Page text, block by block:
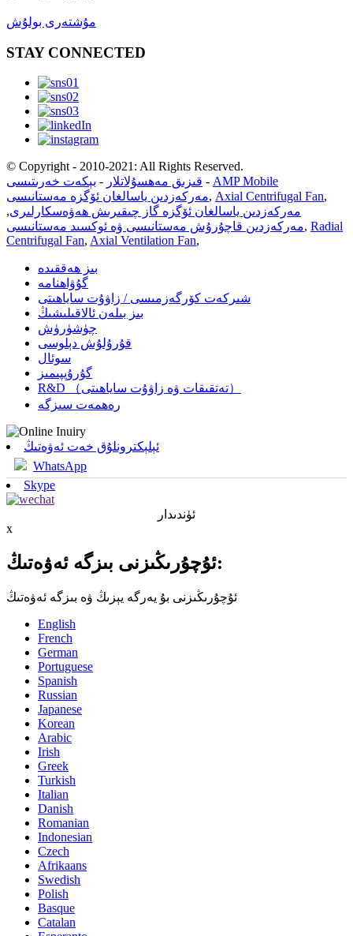
مۇشتەرى بولۇش
STAY CONNECTED
© Copyright - 2010-2021: All Rights Reserved.
قىزىق مەھسۇلاتلار - بېكەت خەرىتىسى - AMP Mobile
مەركەزدىن ياسالغان ئۆگزە مەستانىسى, Axial Centrifugal Fan,
مەركەزدىن ياسالغان ئۆگزە گاز چىقىرىش ھەۋەسكارلىرى,
مەركەزدىن قاچۇرۇش مەستانىسى ۋە ئوكسىد مەستانىسى, Radial
Centrifugal Fan, Axial Ventilation Fan,
بىز ھەققىدە
گۇۋاھنامە
شىركەت كۆرگەزمىسى / زاۋۇت ساياھىتى
بىز بىلەن ئالاقىلىشىڭ
چۈشۈرۈش
قۇرۇلۇش دېلوسى
سوئال
گۇرۇپپىمىز
R&D （تەتقىقات ۋە زاۋۇت ساياھىتى）
رەھمەت سىزگە
ئېلېكترونلۇق خەت ئەۋەتىڭ
WhatsApp
Skype
ئۈندىدار
x
ئۇچۇرىڭىزنى بىزگە ئەۋەتىڭ:
ئۇچۇرىڭىزنى بۇ يەرگە يېزىڭ ۋە بىزگە ئەۋەتىڭ
English
French
German
Portuguese
Spanish
Russian
Japanese
Korean
Arabic
Irish
Greek
Turkish
Italian
Danish
Romanian
Indonesian
Czech
Afrikaans
Swedish
Polish
Basque
Catalan